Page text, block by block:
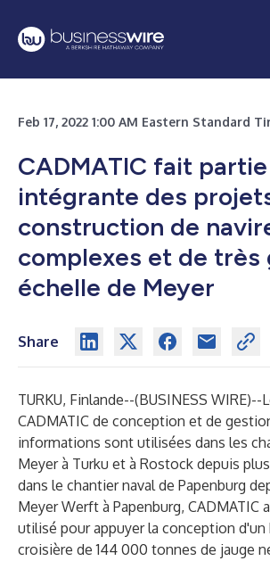
Feb 17, 2022 1:00 AM Eastern Standard
CADMATIC fait partie
intégrante des
construction de
complexes et de très
échelle de Meyer
Share
TURKU, Finlande--(BUSINESS WIRE)--
CADMATIC de conception et de
informations sont utilisées dans les
Meyer à Turku et à Rostock depuis
dans le chantier naval de Papenburg
Meyer Werft à Papenburg, CADMATIC
utilisé pour appuyer la conception d'un
croisière de 144 000 tonnes de jauge